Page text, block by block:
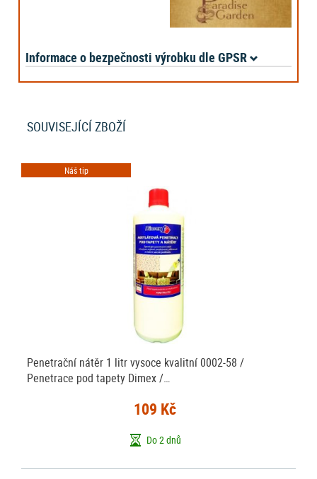
Informace o bezpečnosti výrobku dle GPSR
SOUVISEJÍCÍ ZBOŽÍ
Náš tip
Penetrační nátěr 1 litr vysoce kvalitní 0002-58 /
Penetrace pod tapety Dimex /…
109 Kč
Do 2 dnů